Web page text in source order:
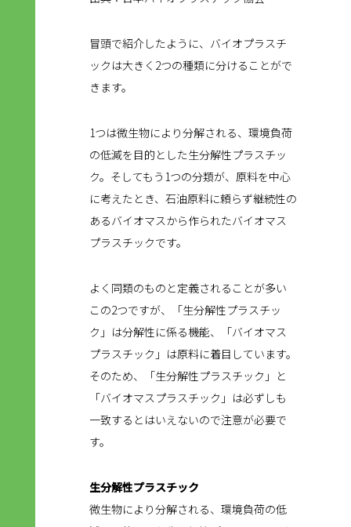
冒頭で紹介したように、バイオプラスチ
ックは大きく2つの種類に分けることがで
きます。
1つは微生物により分解される、環境負荷
の低減を目的とした生分解性プラスチッ
ク。そしてもう1つの分類が、原料を中心
に考えたとき、石油原料に頼らず継続性の
あるバイオマスから作られたバイオマス
プラスチックです。
よく同類のものと定義されることが多い
この2つですが、「生分解性プラスチッ
ク」は分解性に係る機能、「バイオマス
プラスチック」は原料に着目しています。
そのため、「生分解性プラスチック」と
「バイオマスプラスチック」は必ずしも
一致するとはいえないので注意が必要で
す。
生分解性プラスチック
微生物により分解される、環境負荷の低